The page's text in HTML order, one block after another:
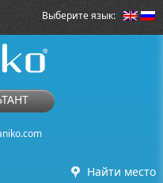
Выберите язык:
Найти место